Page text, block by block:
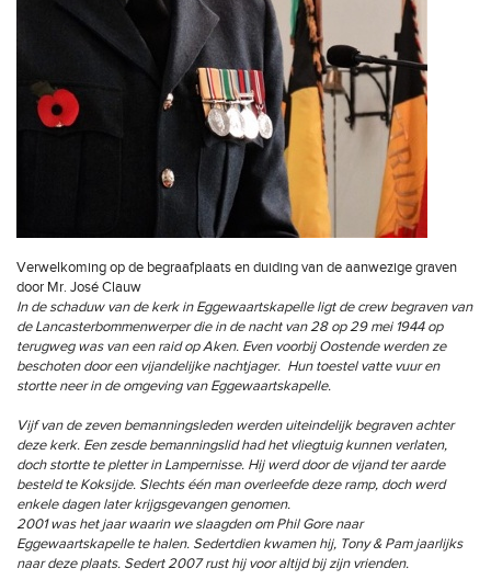
Verwelkoming op de begraafplaats en duiding van de aanwezige graven
door Mr. José Clauw
In de schaduw van de kerk in Eggewaartskapelle ligt de crew begraven van
de Lancasterbommenwerper die in de nacht van 28 op 29 mei 1944 op
terugweg was van een raid op Aken. Even voorbij Oostende werden ze
beschoten door een vijandelijke nachtjager. Hun toestel vatte vuur en
stortte neer in de omgeving van Eggewaartskapelle.
Vijf van de zeven bemanningsleden werden uiteindelijk begraven achter
deze kerk. Een zesde bemanningslid had het vliegtuig kunnen verlaten,
doch stortte te pletter in Lampernisse. Hij werd door de vijand ter aarde
besteld te Koksijde. Slechts één man overleefde deze ramp, doch werd
enkele dagen later krijgsgevangen genomen.
2001 was het jaar waarin we slaagden om Phil Gore naar
Eggewaartskapelle te halen. Sedertdien kwamen hij, Tony & Pam jaarlijks
naar deze plaats. Sedert 2007 rust hij voor altijd bij zijn vrienden.